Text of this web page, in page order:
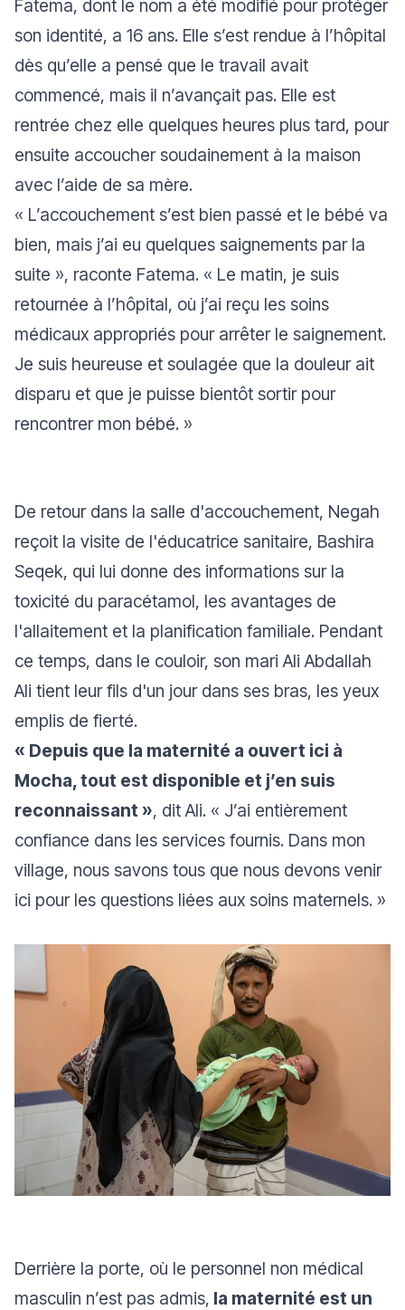
Fatema, dont le nom a été modifié pour protéger
son identité, a 16 ans. Elle s’est rendue à l’hôpital
dès qu’elle a pensé que le travail avait
commencé, mais il n’avançait pas. Elle est
rentrée chez elle quelques heures plus tard, pour
ensuite accoucher soudainement à la maison
avec l’aide de sa mère.
« L’accouchement s’est bien passé et le bébé va
bien, mais j’ai eu quelques saignements par la
suite », raconte Fatema. « Le matin, je suis
retournée à l’hôpital, où j’ai reçu les soins
médicaux appropriés pour arrêter le saignement.
Je suis heureuse et soulagée que la douleur ait
disparu et que je puisse bientôt sortir pour
rencontrer mon bébé. »
De retour dans la salle d'accouchement, Negah
reçoit la visite de l'éducatrice sanitaire, Bashira
Seqek, qui lui donne des informations sur la
toxicité du paracétamol, les avantages de
l'allaitement et la planification familiale. Pendant
ce temps, dans le couloir, son mari Ali Abdallah
Ali tient leur fils d'un jour dans ses bras, les yeux
emplis de fierté.
« Depuis que la maternité a ouvert ici à
Mocha, tout est disponible et j’en suis
reconnaissant », dit Ali. « J’ai entièrement
confiance dans les services fournis. Dans mon
village, nous savons tous que nous devons venir
ici pour les questions liées aux soins maternels. »
Derrière la porte, où le personnel non médical
masculin n’est pas admis, la maternité est un